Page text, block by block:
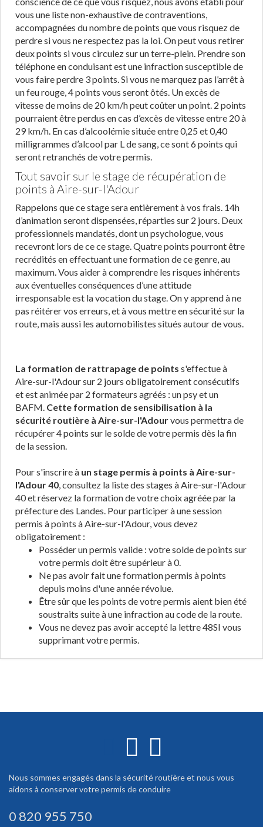
vous une liste non-exhaustive de contraventions,
accompagnées du nombre de points que vous risquez de
perdre si vous ne respectez pas la loi. On peut vous retirer
deux points si vous circulez sur un terre-plein. Prendre son
téléphone en conduisant est une infraction susceptible de
vous faire perdre 3 points. Si vous ne marquez pas l’arrêt à
un feu rouge, 4 points vous seront ôtés. Un excès de
vitesse de moins de 20 km/h peut coûter un point. 2 points
pourraient être perdus en cas d’excès de vitesse entre 20 à
29 km/h. En cas d’alcoolémie située entre 0,25 et 0,40
milligrammes d’alcool par L de sang, ce sont 6 points qui
seront retranchés de votre permis.
Tout savoir sur le stage de récupération de
points à Aire-sur-l'Adour
Rappelons que ce stage sera entièrement à vos frais. 14h
d’animation seront dispensées, réparties sur 2 jours. Deux
professionnels mandatés, dont un psychologue, vous
recevront lors de ce ce stage. Quatre points pourront être
recrédités en effectuant une formation de ce genre, au
maximum. Vous aider à comprendre les risques inhérents
aux éventuelles conséquences d’une attitude
irresponsable est la vocation du stage. On y apprend à ne
pas réitérer vos erreurs, et à vous mettre en sécurité sur la
route, mais aussi les automobilistes situés autour de vous.
La formation de rattrapage de points s'effectue à
Aire-sur-l'Adour sur 2 jours obligatoirement consécutifs
et est animée par 2 formateurs agréés : un psy et un
BAFM. Cette formation de sensibilisation à la
sécurité routière à Aire-sur-l'Adourvous permettra de
récupérer 4 points sur le solde de votre permis dès la fin
de la session.
Pour s'inscrire à un stage permis à points à Aire-sur-
l'Adour 40, consultez la liste des stages à Aire-sur-l'Adour
40 et réservez la formation de votre choix agréée par la
préfecture des Landes. Pour participer à une session
permis à points à Aire-sur-l'Adour, vous devez
obligatoirement :
Posséder un permis valide : votre solde de points sur
votre permis doit être supérieur à 0.
Ne pas avoir fait une formation permis à points
depuis moins d'une année révolue.
Être sûr que les points de votre permis aient bien été
soustraits suite à une infraction au code de la route.
Vous ne devez pas avoir accepté la lettre 48SI vous
supprimant votre permis.
Nous sommes engagés dans la sécurité routière et nous vous
aidons à conserver votre permis de conduire
0 820 955 750